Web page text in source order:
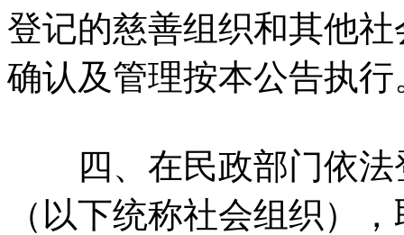
登记的慈善组织和其他
确认及管理按本公告执行
四、在民政部门依法
（以下统称社会组织）